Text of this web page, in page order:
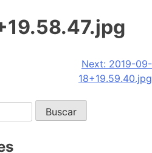
Next: 2019-09-
18+19.59.40.jpg